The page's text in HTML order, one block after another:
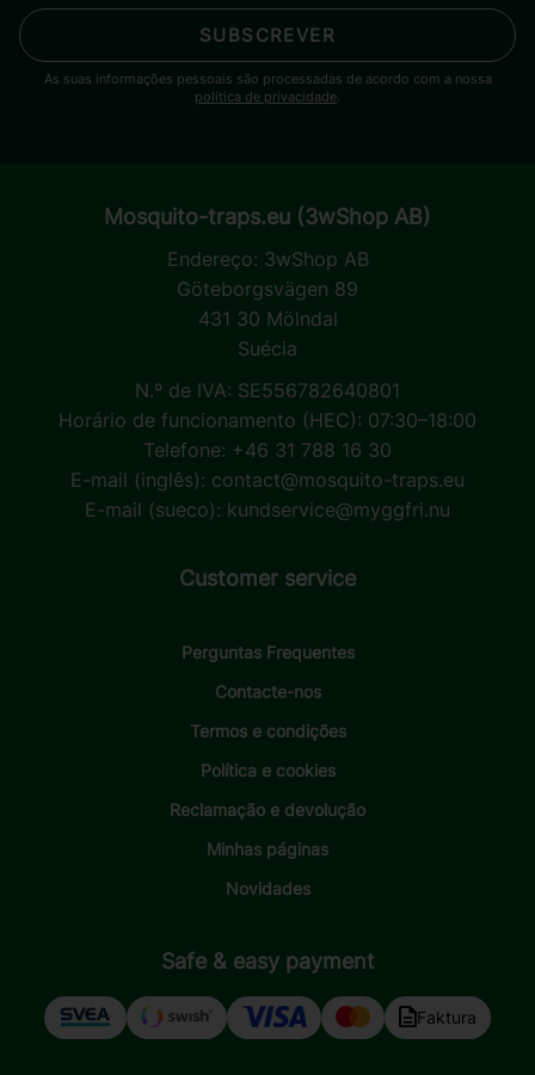
SUBSCREVER
As suas informações pessoais são processadas de acordo com a nossa
política de privacidade.
Mosquito-traps.eu (3wShop AB)
Endereço: 3wShop AB
Göteborgsvägen 89
431 30 Mölndal
Suécia
N.º de IVA: SE556782640801
Horário de funcionamento (HEC): 07:30–18:00
Telefone: +46 31 788 16 30
E-mail (inglês): contact@mosquito-traps.eu
E-mail (sueco): kundservice@myggfri.nu
Customer service
Perguntas Frequentes
Contacte-nos
Termos e condições
Política e cookies
Reclamação e devolução
Minhas páginas
Novidades
Safe & easy payment
Faktura